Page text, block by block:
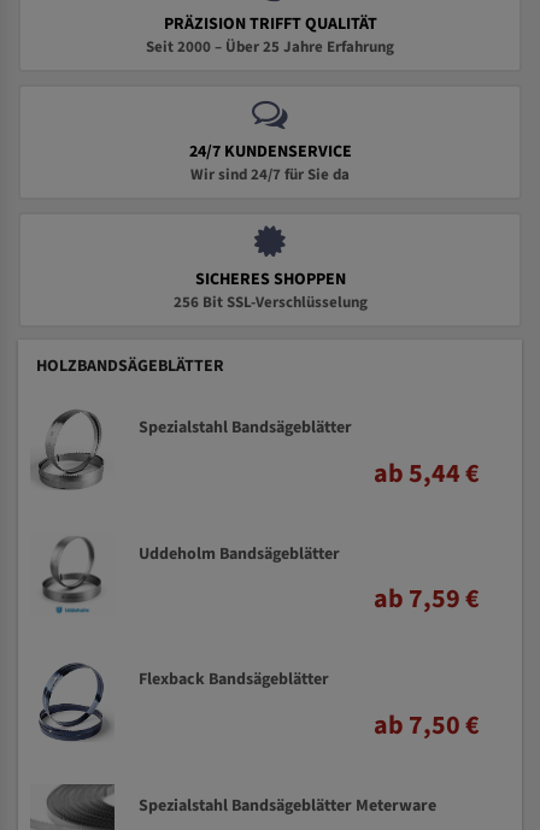
PRÄZISION TRIFFT QUALITÄT
Seit 2000 – Über 25 Jahre Erfahrung
24/7 KUNDENSERVICE
Wir sind 24/7 für Sie da
SICHERES SHOPPEN
256 Bit SSL-Verschlüsselung
HOLZBANDSÄGEBLÄTTER
Spezialstahl Bandsägeblätter
ab 5,44 €
Uddeholm Bandsägeblätter
ab 7,59 €
Flexback Bandsägeblätter
ab 7,50 €
Spezialstahl Bandsägeblätter Meterware